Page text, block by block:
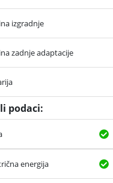
izgradnje
zadnje adaptacije
podaci:
energija